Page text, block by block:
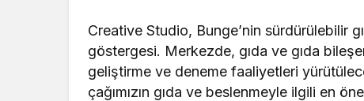
Creative Studio, Bunge’nin sürdürülebilir
göstergesi. Merkezde, gıda ve gıda
geliştirme ve deneme faaliyetleri
çağımızın gıda ve beslenmeyle ilgili en